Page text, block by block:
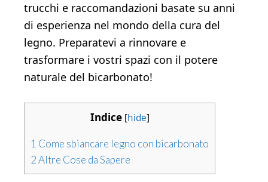
trucchi e raccomandazioni basate su anni
di esperienza nel mondo della cura del
legno. Preparatevi a rinnovare e
trasformare i vostri spazi con il potere
naturale del bicarbonato!
Indice [hide]
1 Come sbiancare legno con bicarbonato
2Altre Cose da Sapere